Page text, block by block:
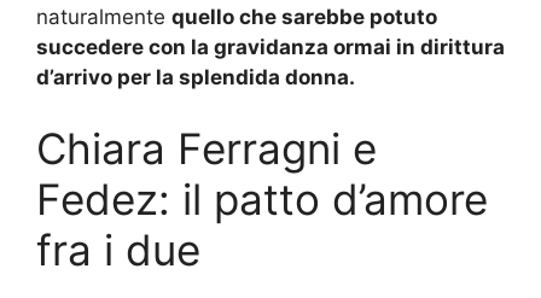
naturalmente quello che sarebbe potuto
succedere con la gravidanza ormai in dirittura
d’arrivo per la splendida donna.
Chiara Ferragni e
Fedez: il patto d’amore
fra i due